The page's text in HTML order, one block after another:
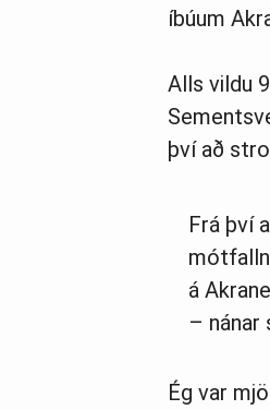
íbúum
Alls vildu
því að
Frá því
á
– nánar
Ég var